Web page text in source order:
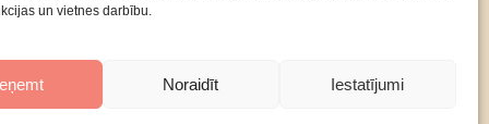
un vietnes darbību.
Noraidīt Iestatījumi